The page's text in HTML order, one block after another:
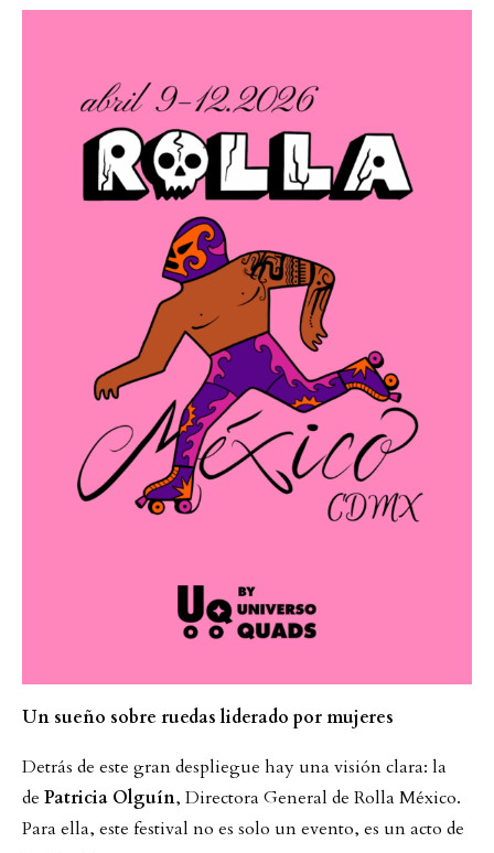
Un sueño sobre ruedas liderado por mujeres
Detrás de este gran despliegue hay una visión clara: la
de Patricia Olguín, Directora General de Rolla México.
Para ella, este festival no es solo un evento, es un acto de